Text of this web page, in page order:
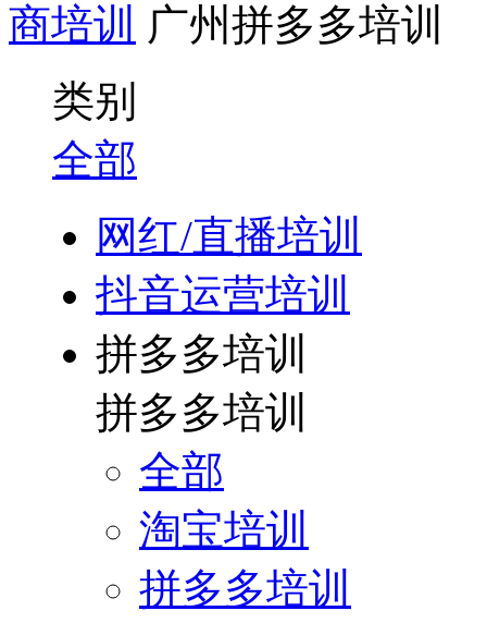
商培训
广州拼多多培训
类别
全部
网红/直播培训
抖音运营培训
拼多多培训
拼多多培训
全部
淘宝培训
拼多多培训